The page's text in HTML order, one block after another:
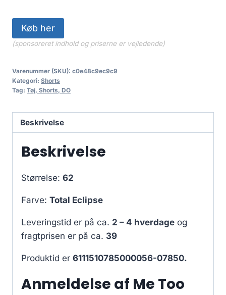
Køb her
(sponsoreret indhold og priserne er vejledende)
Varenummer (SKU): c0e48c9ec9c9
Kategori: Shorts
Tag: Tøj, Shorts, DO
Beskrivelse
Beskrivelse
Størrelse: 62
Farve: Total Eclipse
Leveringstid er på ca. 2 – 4 hverdage og
fragtprisen er på ca. 39
Produktid er 6111510785000056-07850.
Anmeldelse af Me Too